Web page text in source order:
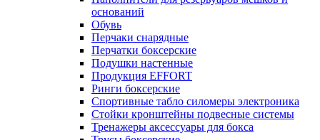
оснований
Обувь
Перчаки снарядные
Перчатки боксерские
Подушки настенные
Продукция EFFORT
Ринги боксерские
Спортивные табло силомеры электроника
Стойки кронштейны подвесные системы
Тренажеры аксессуары для бокса